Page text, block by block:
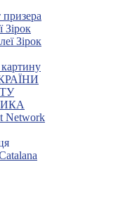
Зірок
Зірок
Network